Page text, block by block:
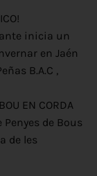
inicia un
en Jaén
B.A.C ,
EN CORDA
Penyes de Bous
de les